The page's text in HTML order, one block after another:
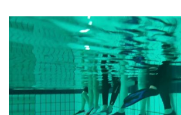
Am 07.12.2022 veranstaltete der TSC-Nautilus
Weihnachtstauchen im Hallenbad in Erftstadt-
einige Mitglieder […]